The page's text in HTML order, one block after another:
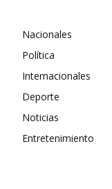
Nacionales
Política
Internacionales
Deporte
Noticias
Entretenimiento